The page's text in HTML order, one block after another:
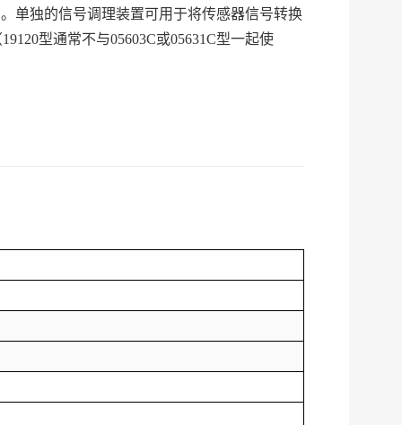
单独的信号调理装置可用于将传感器信号转换
19120型通常不与05603C或05631C型一起使